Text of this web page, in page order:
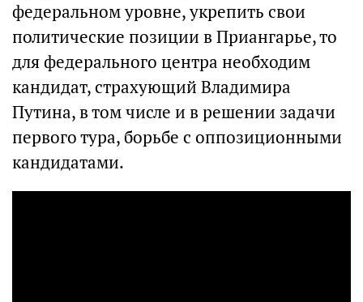
федеральном уровне, укрепить свои
политические позиции в Приангарье, то
для федерального центра необходим
кандидат, страхующий Владимира
Путина, в том числе и в решении задачи
первого тура, борьбе с оппозиционными
кандидатами.